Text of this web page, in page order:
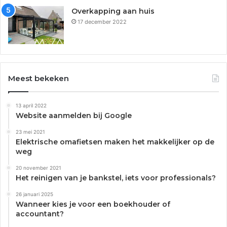
Overkapping aan huis
17 december 2022
Meest bekeken
13 april 2022
Website aanmelden bij Google
23 mei 2021
Elektrische omafietsen maken het makkelijker op de
weg
20 november 2021
Het reinigen van je bankstel, iets voor professionals?
26 januari 2025
Wanneer kies je voor een boekhouder of
accountant?